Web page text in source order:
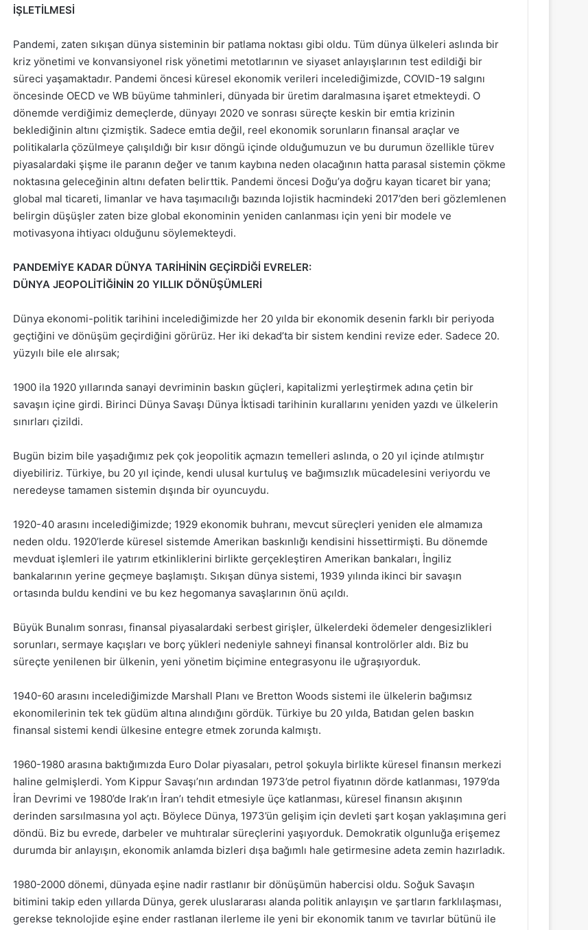
İŞLETİLMESİ
Pandemi, zaten sıkışan dünya sisteminin bir patlama noktası gibi oldu. Tüm dünya ülkeleri aslında bir
kriz yönetimi ve konvansiyonel risk yönetimi metotlarının ve siyaset anlayışlarının test edildiği bir
süreci yaşamaktadır. Pandemi öncesi küresel ekonomik verileri incelediğimizde, COVID-19 salgını
öncesinde OECD ve WB büyüme tahminleri, dünyada bir üretim daralmasına işaret etmekteydi. O
dönemde verdiğimiz demeçlerde, dünyayı 2020 ve sonrası süreçte keskin bir emtia krizinin
beklediğinin altını çizmiştik. Sadece emtia değil, reel ekonomik sorunların finansal araçlar ve
politikalarla çözülmeye çalışıldığı bir kısır döngü içinde olduğumuzun ve bu durumun özellikle türev
piyasalardaki şişme ile paranın değer ve tanım kaybına neden olacağının hatta parasal sistemin çökme
noktasına geleceğinin altını defaten belirttik. Pandemi öncesi Doğu’ya doğru kayan ticaret bir yana;
global mal ticareti, limanlar ve hava taşımacılığı bazında lojistik hacmindeki 2017’den beri gözlemlenen
belirgin düşüşler zaten bize global ekonominin yeniden canlanması için yeni bir modele ve
motivasyona ihtiyacı olduğunu söylemekteydi.
PANDEMİYE KADAR DÜNYA TARİHİNİN GEÇİRDİĞİ EVRELER:
DÜNYA JEOPOLİTİĞİNİN 20 YILLIK DÖNÜŞÜMLERİ
Dünya ekonomi-politik tarihini incelediğimizde her 20 yılda bir ekonomik desenin farklı bir periyoda
geçtiğini ve dönüşüm geçirdiğini görürüz. Her iki dekad’ta bir sistem kendini revize eder. Sadece 20.
yüzyılı bile ele alırsak;
1900 ila 1920 yıllarında sanayi devriminin baskın güçleri, kapitalizmi yerleştirmek adına çetin bir
savaşın içine girdi. Birinci Dünya Savaşı Dünya İktisadi tarihinin kurallarını yeniden yazdı ve ülkelerin
sınırları çizildi.
Bugün bizim bile yaşadığımız pek çok jeopolitik açmazın temelleri aslında, o 20 yıl içinde atılmıştır
diyebiliriz. Türkiye, bu 20 yıl içinde, kendi ulusal kurtuluş ve bağımsızlık mücadelesini veriyordu ve
neredeyse tamamen sistemin dışında bir oyuncuydu.
1920-40 arasını incelediğimizde; 1929 ekonomik buhranı, mevcut süreçleri yeniden ele almamıza
neden oldu. 1920’lerde küresel sistemde Amerikan baskınlığı kendisini hissettirmişti. Bu dönemde
mevduat işlemleri ile yatırım etkinliklerini birlikte gerçekleştiren Amerikan bankaları, İngiliz
bankalarının yerine geçmeye başlamıştı. Sıkışan dünya sistemi, 1939 yılında ikinci bir savaşın
ortasında buldu kendini ve bu kez hegomanya savaşlarının önü açıldı.
Büyük Bunalım sonrası, finansal piyasalardaki serbest girişler, ülkelerdeki ödemeler dengesizlikleri
sorunları, sermaye kaçışları ve borç yükleri nedeniyle sahneyi finansal kontrolörler aldı. Biz bu
süreçte yenilenen bir ülkenin, yeni yönetim biçimine entegrasyonu ile uğraşıyorduk.
1940-60 arasını incelediğimizde Marshall Planı ve Bretton Woods sistemi ile ülkelerin bağımsız
ekonomilerinin tek tek güdüm altına alındığını gördük. Türkiye bu 20 yılda, Batıdan gelen baskın
finansal sistemi kendi ülkesine entegre etmek zorunda kalmıştı.
1960-1980 arasına baktığımızda Euro Dolar piyasaları, petrol şokuyla birlikte küresel finansın merkezi
haline gelmişlerdi. Yom Kippur Savaşı’nın ardından 1973’de petrol fiyatının dörde katlanması, 1979’da
İran Devrimi ve 1980’de Irak’ın İran’ı tehdit etmesiyle üçe katlanması, küresel finansın akışının
derinden sarsılmasına yol açtı. Böylece Dünya, 1973’ün gelişim için devleti şart koşan yaklaşımına geri
döndü. Biz bu evrede, darbeler ve muhtıralar süreçlerini yaşıyorduk. Demokratik olgunluğa erişemez
durumda bir anlayışın, ekonomik anlamda bizleri dışa bağımlı hale getirmesine adeta zemin hazırladık.
1980-2000 dönemi, dünyada eşine nadir rastlanır bir dönüşümün habercisi oldu. Soğuk Savaşın
bitimini takip eden yıllarda Dünya, gerek uluslararası alanda politik anlayışın ve şartların farklılaşması,
gerekse teknolojide eşine ender rastlanan ilerleme ile yeni bir ekonomik tanım ve tavırlar bütünü ile